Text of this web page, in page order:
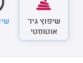
שיפוץ גיר
אוטומטי